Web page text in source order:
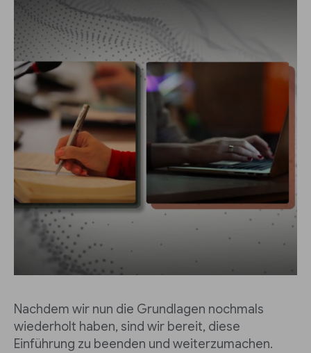
Nachdem wir nun die Grundlagen nochmals
wiederholt haben, sind wir bereit, diese
Einführung zu beenden und weiterzumachen.